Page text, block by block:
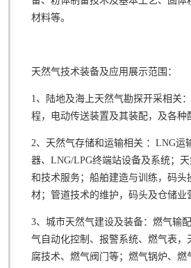
材料等。
天然气技术装备及应用展示范围：
1、陆地及海上天然气勘探开采相关
程，电动传送装置及其装配，及各种
2、天然气存储和运输相关 ：LNG运
器、LNG/LPG终端站设备及系统；
和技术服务；船舶建造与训练，码
材；管道技术的维护，码头及仓储
3、城市天然气建设及装备：燃气输
气自动化控制、报警系统、燃气表
腐技术、燃气阀门等；燃气锅炉、